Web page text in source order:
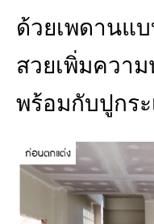
ด้วยเพดานแ
สวยเพิ่มควา
พร้อมกับปูกร